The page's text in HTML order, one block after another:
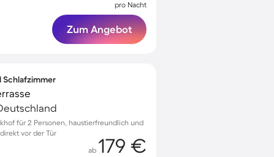
pro Nacht
Zum Angebot
Schlafzimmer
für 2 Personen, haustierfreundlich und
vor der Tür
ab 179 €